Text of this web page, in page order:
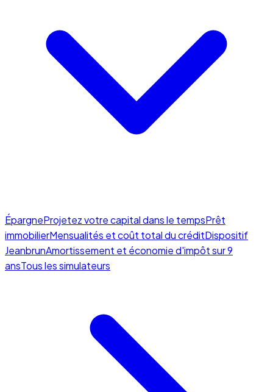
ÉpargneProjetez votre capital dans le tempsPrêt
immobilierMensualités et coût total du créditDispositif
JeanbrunAmortissement et économie d'impôt sur 9
ansTous les simulateurs